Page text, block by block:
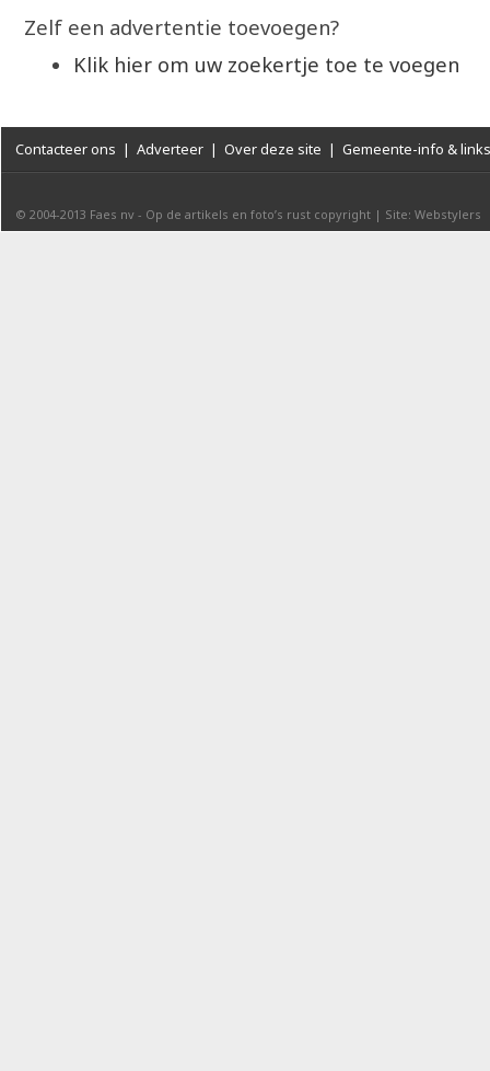
Zelf een advertentie toevoegen?
Klik hier om uw zoekertje toe te voegen
Contacteer ons | Adverteer | Over deze site | Gemeente-info & links
© 2004-2013 Faes nv - Op de artikels en foto’s rust copyright | Site: Webstylers